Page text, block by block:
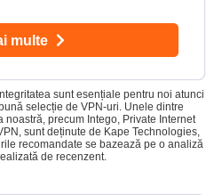
multe
sunt esențiale pentru noi atunci
selecție de VPN-uri. Unele dintre
precum Intego, Private Internet
sunt deținute de Kape Technologies,
recomandate se bazează pe o analiză
de recenzent.